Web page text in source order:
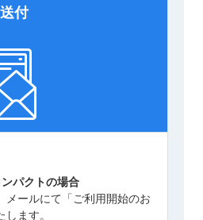
付
パクトの場合
メールにて「ご利用開始のお
ます。